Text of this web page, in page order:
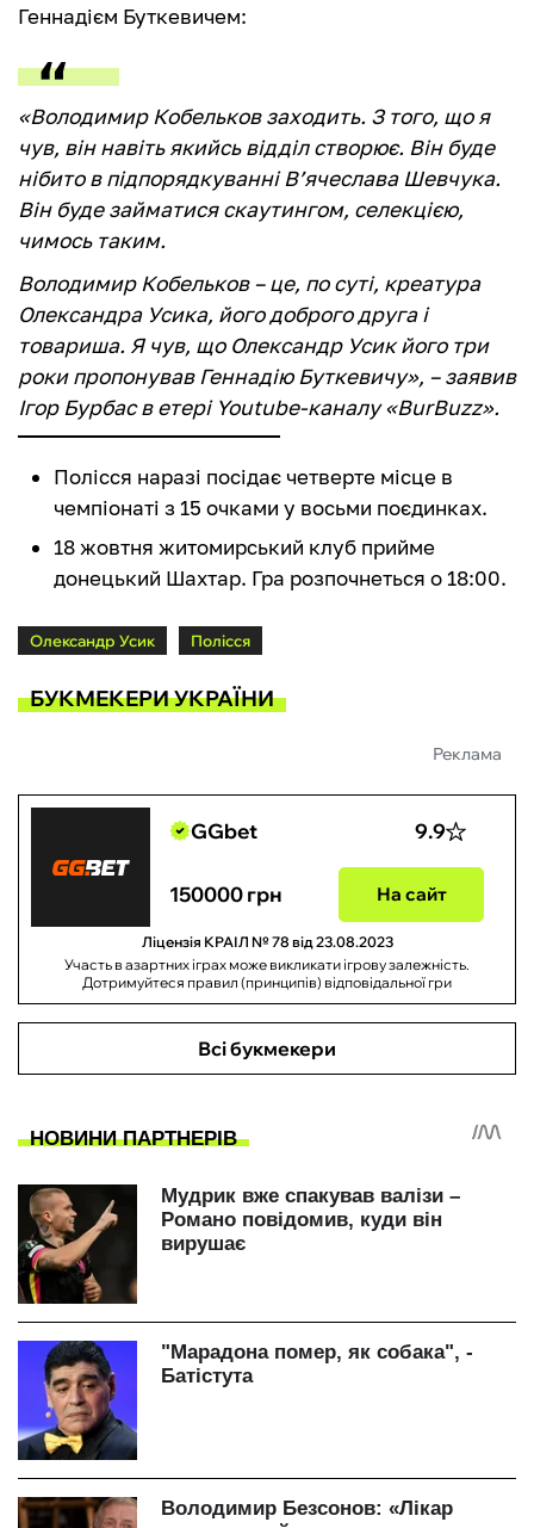
Геннадієм Буткевичем:
«Володимир Кобельков заходить. З того, що я
чув, він навіть якийсь відділ створює. Він буде
нібито в підпорядкуванні В’ячеслава Шевчука.
Він буде займатися скаутингом, селекцією,
чимось таким.
Володимир Кобельков – це, по суті, креатура
Олександра Усика, його доброго друга і
товариша. Я чув, що Олександр Усик його три
роки пропонував Геннадію Буткевичу», – заявив
Ігор Бурбас в етері Youtube-каналу «BurBuzz».
Полісся наразі посідає четверте місце в
чемпіонаті з 15 очками у восьми поєдинках.
18 жовтня житомирський клуб прийме
донецький Шахтар. Гра розпочнеться о 18:00.
Олександр Усик Полісся
БУКМЕКЕРИ УКРАЇНИ
Реклама
GGbet 9.9
150000 грн На сайт
Ліцензія КРАІЛ № 78 від 23.08.2023
Участь в азартних іграх може викликати ігрову залежність.
Дотримуйтеся правил (принципів) відповідальної гри
Всі букмекери